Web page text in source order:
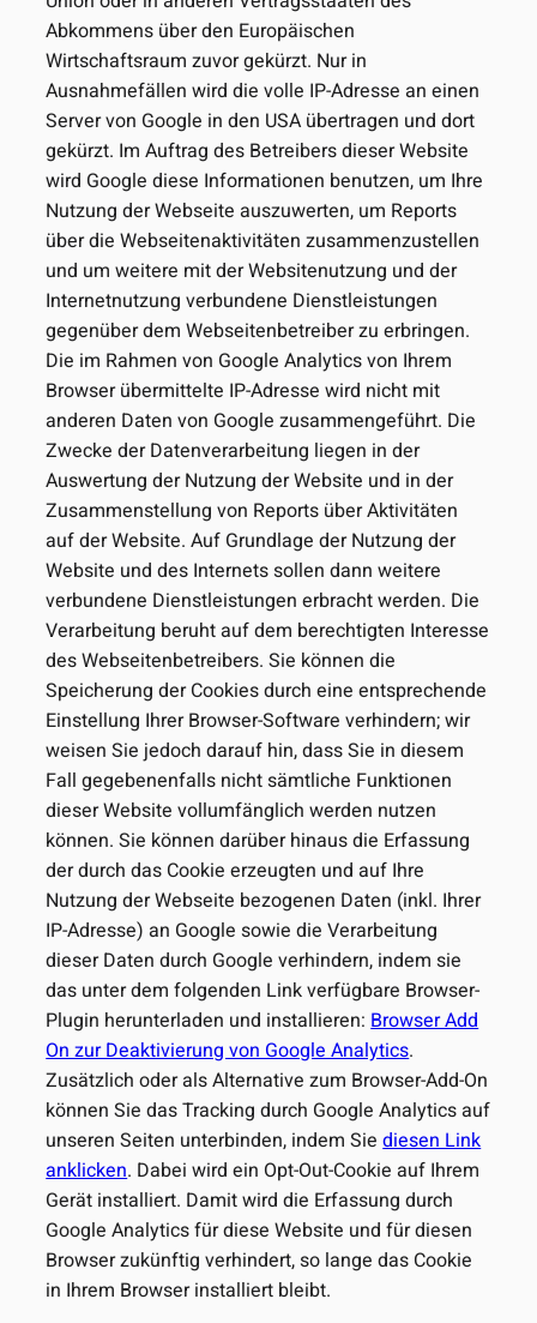
Abkommens über den Europäischen
Wirtschaftsraum zuvor gekürzt. Nur in
Ausnahmefällen wird die volle IP-Adresse an einen
Server von Google in den USA übertragen und dort
gekürzt. Im Auftrag des Betreibers dieser Website
wird Google diese Informationen benutzen, um Ihre
Nutzung der Webseite auszuwerten, um Reports
über die Webseitenaktivitäten zusammenzustellen
und um weitere mit der Websitenutzung und der
Internetnutzung verbundene Dienstleistungen
gegenüber dem Webseitenbetreiber zu erbringen.
Die im Rahmen von Google Analytics von Ihrem
Browser übermittelte IP-Adresse wird nicht mit
anderen Daten von Google zusammengeführt. Die
Zwecke der Datenverarbeitung liegen in der
Auswertung der Nutzung der Website und in der
Zusammenstellung von Reports über Aktivitäten
auf der Website. Auf Grundlage der Nutzung der
Website und des Internets sollen dann weitere
verbundene Dienstleistungen erbracht werden. Die
Verarbeitung beruht auf dem berechtigten Interesse
des Webseitenbetreibers. Sie können die
Speicherung der Cookies durch eine entsprechende
Einstellung Ihrer Browser-Software verhindern; wir
weisen Sie jedoch darauf hin, dass Sie in diesem
Fall gegebenenfalls nicht sämtliche Funktionen
dieser Website vollumfänglich werden nutzen
können. Sie können darüber hinaus die Erfassung
der durch das Cookie erzeugten und auf Ihre
Nutzung der Webseite bezogenen Daten (inkl. Ihrer
IP-Adresse) an Google sowie die Verarbeitung
dieser Daten durch Google verhindern, indem sie
das unter dem folgenden Link verfügbare Browser-
Plugin herunterladen und installieren:Browser Add
On zur Deaktivierung von Google Analytics.
Zusätzlich oder als Alternative zum Browser-Add-On
können Sie das Tracking durch Google Analytics auf
unseren Seiten unterbinden, indem Siediesen Link
anklicken. Dabei wird ein Opt-Out-Cookie auf Ihrem
Gerät installiert. Damit wird die Erfassung durch
Google Analytics für diese Website und für diesen
Browser zukünftig verhindert, so lange das Cookie
in Ihrem Browser installiert bleibt.